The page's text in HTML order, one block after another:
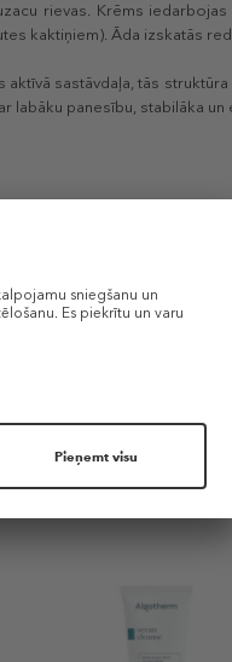
rievas. Krēms
kaktiņiem). Āda izskatās
sastāvdaļa, tās
labāku panesību, stabilāka un
divreiz dienā, 56 dienas.
dienā, 56 dienas.